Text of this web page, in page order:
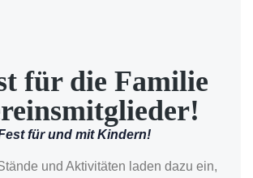
für die Familie
für und mit Kindern!
und Aktivitäten laden dazu ein,